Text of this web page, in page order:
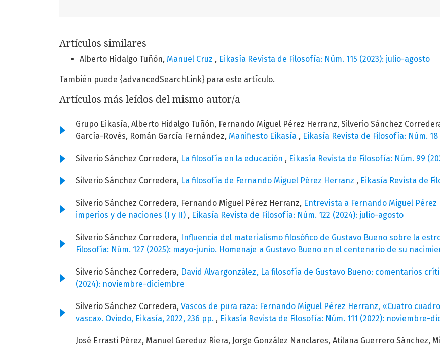
Artículos similares
Alberto Hidalgo Tuñón, Manuel Cruz , Eikasía Revista de Filosofía: Núm. 115 (2023): julio-agosto
También puede {advancedSearchLink} para este artículo.
Artículos más leídos del mismo autor/a
Grupo Eikasía, Alberto Hidalgo Tuñón, Fernando Miguel Pérez Herranz, Silverio Sánchez
García-Rovés, Román García Fernández, Manifiesto Eikasía , Eikasía Revista de Filosofía: Núm.
Silverio Sánchez Corredera, La filosofía en la educación , Eikasía Revista de Filosofía: Núm. 99
Silverio Sánchez Corredera, La filosofía de Fernando Miguel Pérez Herranz , Eikasía Revista de
Silverio Sánchez Corredera, Fernando Miguel Pérez Herranz, Entrevista a Fernando Miguel
imperios y de naciones (I y II) , Eikasía Revista de Filosofía: Núm. 122 (2024): julio-agosto
Silverio Sánchez Corredera, Influencia del materialismo filosófico de Gustavo Bueno sobre la
Filosofía: Núm. 127 (2025): mayo-junio. Homenaje a Gustavo Bueno en el centenario de su
Silverio Sánchez Corredera, David Alvargonzález, La filosofía de Gustavo Bueno: comentarios
(2024): noviembre-diciembre
Silverio Sánchez Corredera, Vascos de pura raza: Fernando Miguel Pérez Herranz, «Cuatro
vasca». Oviedo, Eikasía, 2022, 236 pp. , Eikasía Revista de Filosofía: Núm. 111 (2022): noviembre-
José Errasti Pérez, Manuel Gereduz Riera, Jorge González Nanclares, Atilana Guerrero Sánchez,